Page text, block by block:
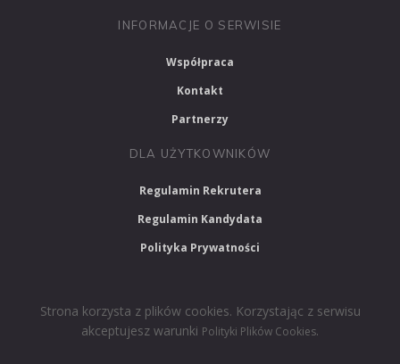
INFORMACJE O SERWISIE
Współpraca
Kontakt
Partnerzy
DLA UŻYTKOWNIKÓW
Regulamin Rekrutera
Regulamin Kandydata
Polityka Prywatności
Strona korzysta z plików cookies. Korzystając z serwisu
akceptujesz warunki Polityki Plików Cookies.